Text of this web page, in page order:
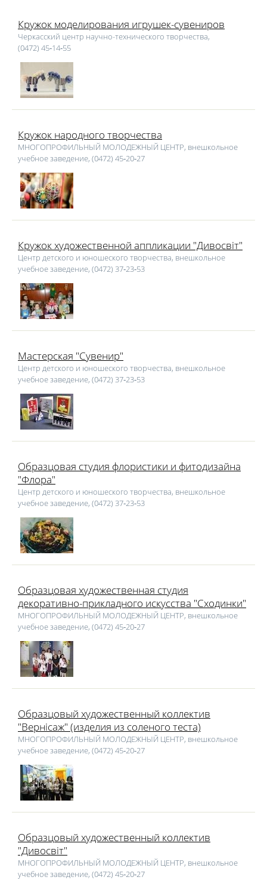
Кружок моделирования игрушек-сувениров
Черкасский центр научно-технического творчества,
(0472) 45‑14‑55
Кружок народного творчества
МНОГОПРОФИЛЬНЫЙ МОЛОДЕЖНЫЙ ЦЕНТР, внешкольное
учебное заведение, (0472) 45‑20‑27
Кружок художественной аппликации "Дивосвіт"
Центр детского и юношеского творчества, внешкольное
учебное заведение, (0472) 37‑23‑53
Мастерская "Сувенир"
Центр детского и юношеского творчества, внешкольное
учебное заведение, (0472) 37‑23‑53
Образцовая студия флористики и фитодизайна
"Флора"
Центр детского и юношеского творчества, внешкольное
учебное заведение, (0472) 37‑23‑53
Образцовая художественная студия
декоративно-прикладного искусства "Сходинки"
МНОГОПРОФИЛЬНЫЙ МОЛОДЕЖНЫЙ ЦЕНТР, внешкольное
учебное заведение, (0472) 45‑20‑27
Образцовый художественный коллектив
"Вернісаж" (изделия из соленого теста)
МНОГОПРОФИЛЬНЫЙ МОЛОДЕЖНЫЙ ЦЕНТР, внешкольное
учебное заведение, (0472) 45‑20‑27
Образцовый художественный коллектив
"Дивосвіт"
МНОГОПРОФИЛЬНЫЙ МОЛОДЕЖНЫЙ ЦЕНТР, внешкольное
учебное заведение, (0472) 45‑20‑27